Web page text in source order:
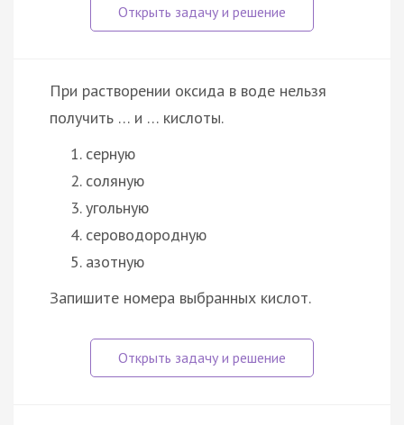
При растворении оксида в воде нельзя
получить … и … кислоты.
серную
соляную
угольную
сероводородную
азотную
Запишите номера выбранных кислот.